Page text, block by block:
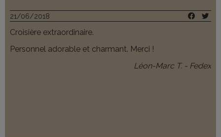
21/06/2018
Croisière extraordinaire.
Personnel adorable et charmant. Merci !
Léon-Marc T. - Fedex